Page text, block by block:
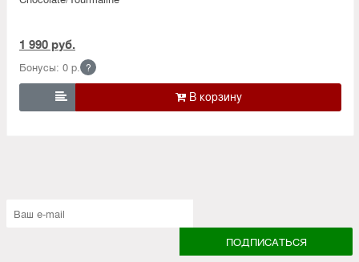
1 990 руб.
Бонусы: 0 р. ?
